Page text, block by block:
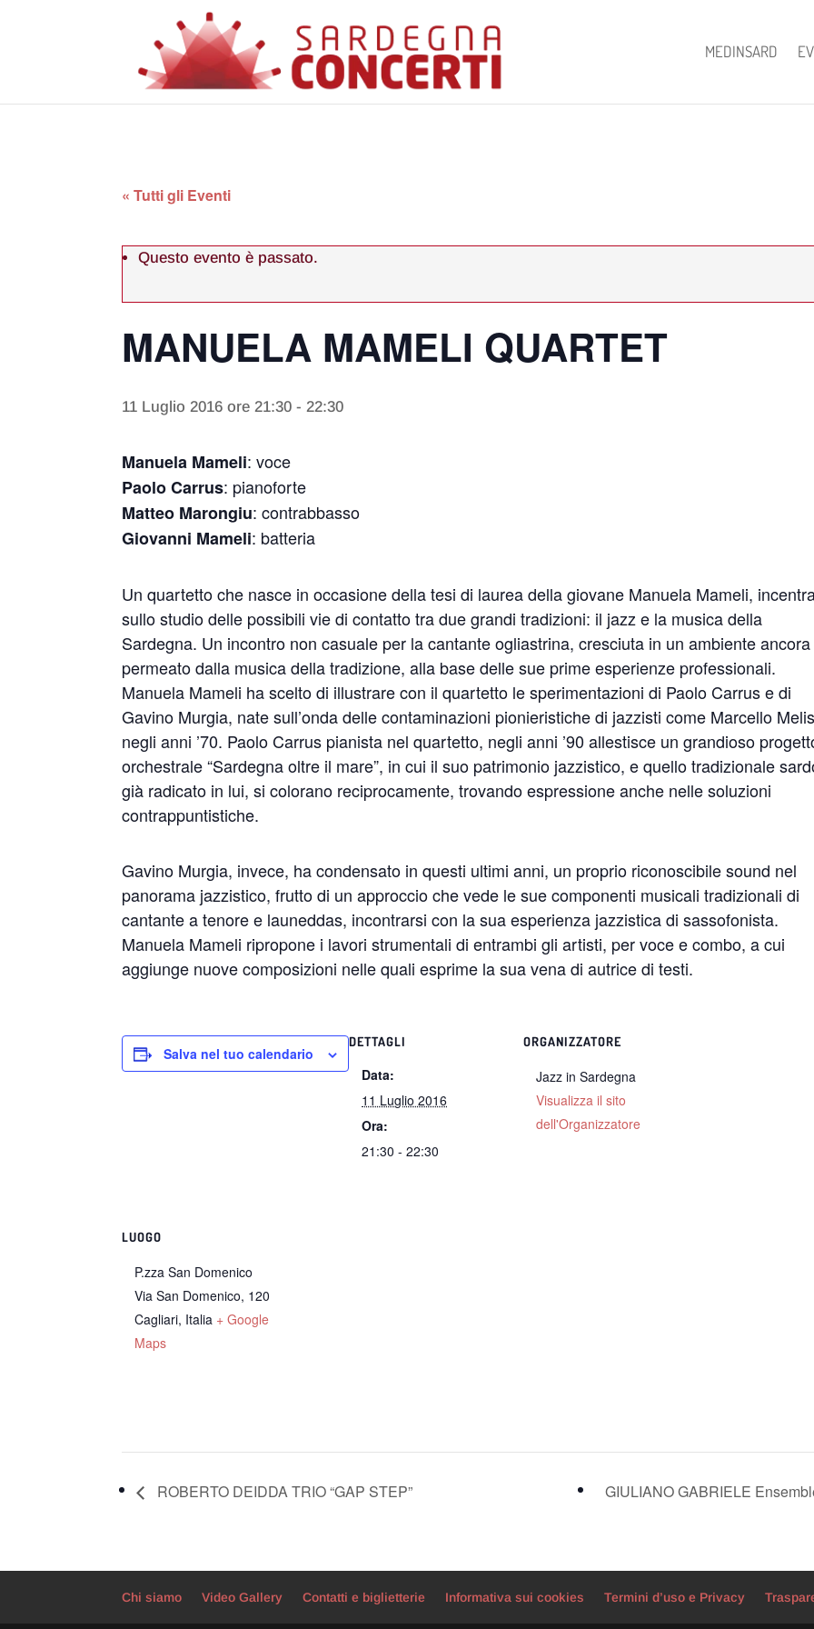
MEDINSARD
« Tutti gli Eventi
Questo evento è passato.
MANUELA MAMELI QUARTET
11 Luglio 2016 ore 21:30 -22:30
Manuela Mameli: voce
Paolo Carrus: pianoforte
Matteo Marongiu: contrabbasso
Giovanni Mameli: batteria
Un quartetto che nasce in occasione della tesi di laurea della giovane Manuela Mameli,
sullo studio delle possibili vie di contatto tra due grandi tradizioni: il jazz e la musica della
Sardegna. Un incontro non casuale per la cantante ogliastrina, cresciuta in un ambiente ancora
permeato dalla musica della tradizione, alla base delle sue prime esperienze professionali.
Manuela Mameli ha scelto di illustrare con il quartetto le sperimentazioni di Paolo Carrus e di
Gavino Murgia, nate sull’onda delle contaminazioni pionieristiche di jazzisti come Marcello Melis
negli anni ’70. Paolo Carrus pianista nel quartetto, negli anni ’90 allestisce un grandioso
orchestrale “Sardegna oltre il mare”, in cui il suo patrimonio jazzistico, e quello tradizionale
già radicato in lui, si colorano reciprocamente, trovando espressione anche nelle soluzioni
contrappuntistiche.
Gavino Murgia, invece, ha condensato in questi ultimi anni, un proprio riconoscibile sound nel
panorama jazzistico, frutto di un approccio che vede le sue componenti musicali tradizionali di
cantante a tenore e launeddas, incontrarsi con la sua esperienza jazzistica di sassofonista.
Manuela Mameli ripropone i lavori strumentali di entrambi gli artisti, per voce e combo, a cui
aggiunge nuove composizioni nelle quali esprime la sua vena di autrice di testi.
Salva nel tuo calendario
DETTAGLI
Data:
11 Luglio 2016
Ora:
21:30 - 22:30
ORGANIZZATORE
Jazz in Sardegna
Visualizza il sito
dell'Organizzatore
LUOGO
P.zza San Domenico
Via San Domenico, 120
Cagliari, Italia + Google
Maps
ROBERTO DEIDDA TRIO “GAP STEP” GIULIANO GABRIELE
Chi siamo Video Gallery Contatti e biglietterie Informativa sui cookies Termini d’uso e Privacy